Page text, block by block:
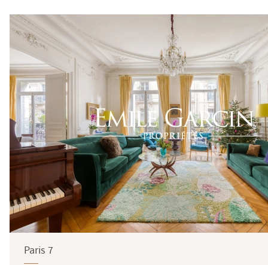
Terrasse
Jardin
Paris 7